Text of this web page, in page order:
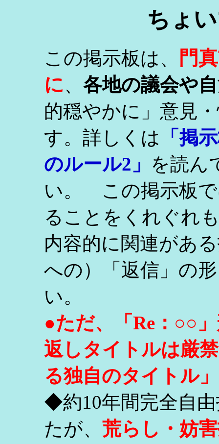
ちょ
この掲示板は、
門
に、 各地の議会や
的穏やかに」意見
す。詳しくは
「掲
のルール2」 を読ん
い。 この掲示板で
ることをくれぐれ
内容的に関連があ
への）「返信」の
い。
●ただ、「Re：○○
返しタイトルは厳
る独自のタイトル
◆約10年間完全自
たが、 荒らし・妨